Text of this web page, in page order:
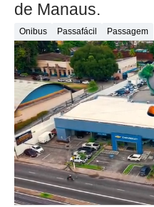
de Manaus.
Onibus Passafácil Passagem